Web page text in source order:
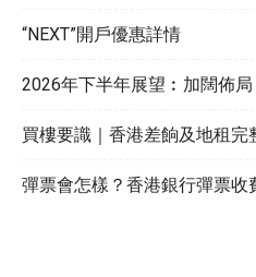
“NEXT”開戶優惠詳情
2026年下半年展望︰加闊佈
買樓要識｜香港差餉及地租
彈票會怎樣？香港銀行彈票收